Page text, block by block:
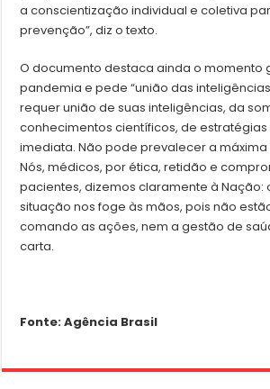
a conscientização individual e coletiva
prevenção”, diz o texto.
O documento destaca ainda o momento
pandemia e pede “união das
requer união de suas inteligências, da
conhecimentos científicos, de
imediata. Não pode prevalecer a
Nós, médicos, por ética, retidão e
pacientes, dizemos claramente à Nação:
situação nos foge às mãos, pois não
comando as ações, nem a gestão de
carta.
Fonte: Agência Brasil